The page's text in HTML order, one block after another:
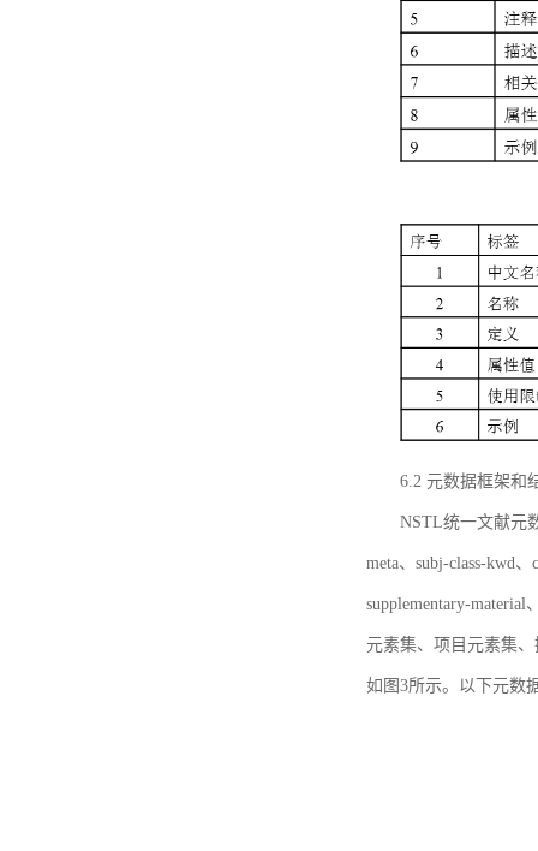
6.2 元数据框架和
NSTL统一文献元
meta、subj-class-kwd
supplementary-
元素集、项目元素集
如图3所示。以下元数